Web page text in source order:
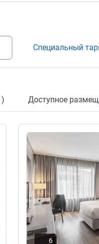
Специальный
Доступное
Подробная
6